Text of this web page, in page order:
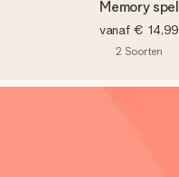
Memory spel
vanaf € 14,99
2 Soorten